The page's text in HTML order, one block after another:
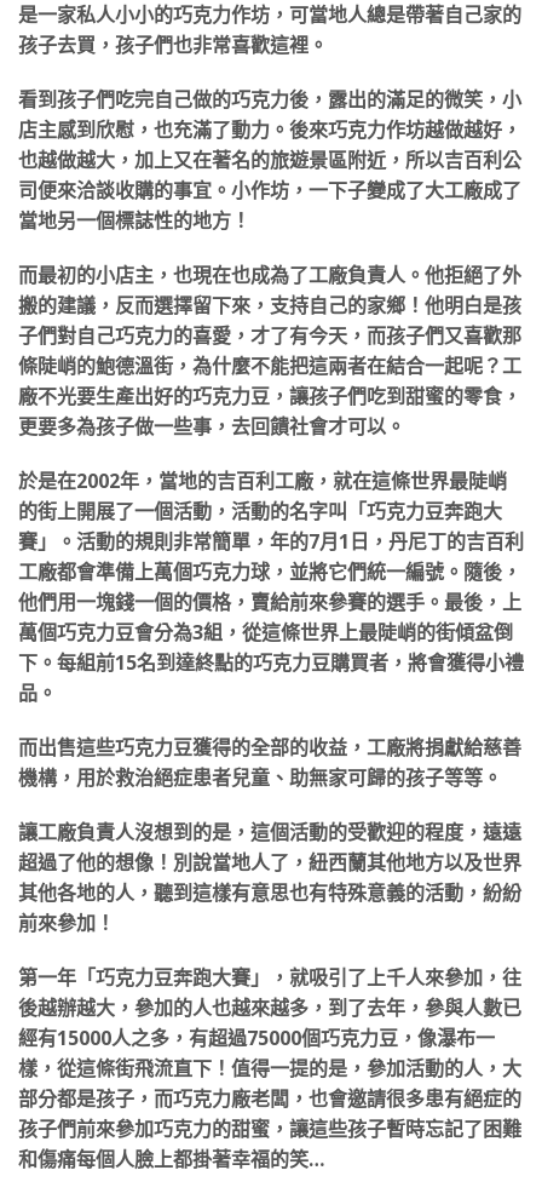
是一家私人小小的巧克力作坊，可當地人總是帶著自己家的
孩子去買，孩子們也非常喜歡這裡。
看到孩子們吃完自己做的巧克力後，露出的滿足的微笑，小
店主感到欣慰，也充滿了動力。後來巧克力作坊越做越好，
也越做越大，加上又在著名的旅遊景區附近，所以吉百利公
司便來洽談收購的事宜。小作坊，一下子變成了大工廠成了
當地另一個標誌性的地方！
而最初的小店主，也現在也成為了工廠負責人。他拒絕了外
搬的建議，反而選擇留下來，支持自己的家鄉！他明白是孩
子們對自己巧克力的喜愛，才了有今天，而孩子們又喜歡那
條陡峭的鮑德溫街，為什麼不能把這兩者在結合一起呢？工
廠不光要生產出好的巧克力豆，讓孩子們吃到甜蜜的零食，
更要多為孩子做一些事，去回饋社會才可以。
於是在2002年，當地的吉百利工廠，就在這條世界最陡峭
的街上開展了一個活動，活動的名字叫「巧克力豆奔跑大
賽」。活動的規則非常簡單，年的7月1日，丹尼丁的吉百利
工廠都會準備上萬個巧克力球，並將它們統一編號。隨後，
他們用一塊錢一個的價格，賣給前來參賽的選手。最後，上
萬個巧克力豆會分為3組，從這條世界上最陡峭的街傾盆倒
下。每組前15名到達終點的巧克力豆購買者，將會獲得小禮
品。
而出售這些巧克力豆獲得的全部的收益，工廠將捐獻給慈善
機構，用於救治絕症患者兒童、助無家可歸的孩子等等。
讓工廠負責人沒想到的是，這個活動的受歡迎的程度，遠遠
超過了他的想像！別說當地人了，紐西蘭其他地方以及世界
其他各地的人，聽到這樣有意思也有特殊意義的活動，紛紛
前來參加！
第一年「巧克力豆奔跑大賽」，就吸引了上千人來參加，往
後越辦越大，參加的人也越來越多，到了去年，參與人數已
經有15000人之多，有超過75000個巧克力豆，像瀑布一
樣，從這條街飛流直下！值得一提的是，參加活動的人，大
部分都是孩子，而巧克力廠老闆，也會邀請很多患有絕症的
孩子們前來參加巧克力的甜蜜，讓這些孩子暫時忘記了困難
和傷痛每個人臉上都掛著幸福的笑…